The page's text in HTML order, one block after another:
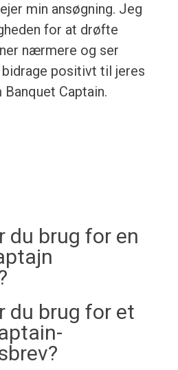
min ansøgning. Jeg
for at drøfte
nærmere og ser
positivt til jeres
Captain.
du brug for en
du brug for et